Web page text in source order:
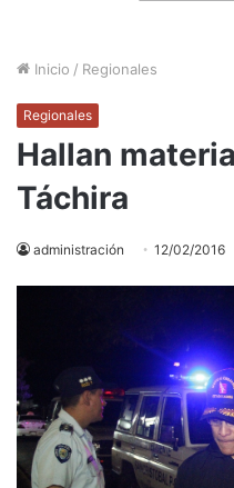
Inicio / Regionales
Regionales
Hallan
Táchira
administración 12/02/2016